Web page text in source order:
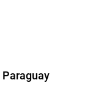
Paraguay